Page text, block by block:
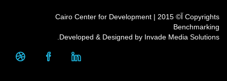
Copyrights آ© 2015 | Cairo Center for Development
Benchmarking
Developed & Designed by Invade Media Solutions.